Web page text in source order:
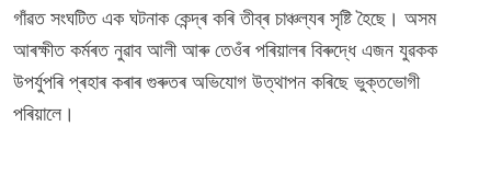
গাঁৱত সংঘটিত এক ঘটনাক কেন্দ্ৰ কৰি তীব্ৰ চাঞ্চল্যৰ সৃষ্টি হৈছে। অসম
আৰক্ষীত কৰ্মৰত নুৱাব আলী আৰু তেওঁৰ পৰিয়ালৰ বিৰুদ্ধে এজন যুৱকক
উপৰ্যুপৰি প্ৰহাৰ কৰাৰ গুৰুতৰ অভিযোগ উত্থাপন কৰিছে ভুক্তভোগী
পৰিয়ালে।